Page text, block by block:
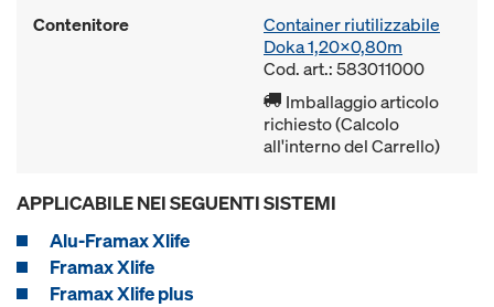
Contenitore
Container riutilizzabile
Doka 1,20x0,80m
Cod. art.: 583011000
Imballaggio articolo
richiesto (Calcolo
all'interno del Carrello)
APPLICABILE NEI SEGUENTI SISTEMI
Alu-Framax Xlife
Framax Xlife
Framax Xlife plus